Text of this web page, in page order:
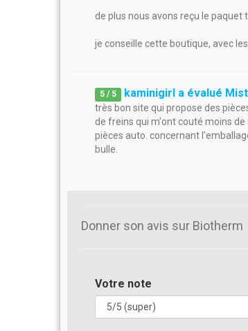
de plus nous avons reçu le paquet
je conseille cette boutique, avec
5 / 5 kaminigirl a évalué
très bon site qui propose des
de freins qui m'ont couté moins
pièces auto. concernant
bulle.
Donner son avis sur Biotherm
Votre note